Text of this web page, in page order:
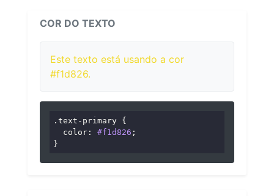
COR DO TEXTO
Este texto está usando a cor
#f1d826.
.text-primary {
color : #f1d826 ;
}